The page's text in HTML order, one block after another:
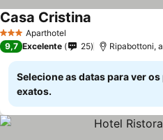
3 EstrelasAparthotel
Casa Cristina
9,7 Excelente 25 Ripabottoni,
Selecione as datas para ver
exatos.